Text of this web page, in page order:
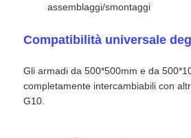
Displayboard LED esterno
Cartellone led da esterno
assemblaggi/smontaggi
Compatibilità universale
Gli armadi da 500*500mm e da
completamente intercambiabili con
G10.